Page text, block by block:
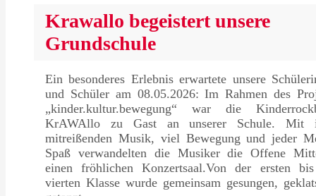
Krawallo begeistert unsere
Grundschule
Ein besonderes Erlebnis erwartete unsere
und Schüler am 08.05.2026: Im Rahmen des
„kinder.kultur.bewegung“ war die
KrAWAllo zu Gast an unserer Schule. Mit
mitreißenden Musik, viel Bewegung und jeder
Spaß verwandelten die Musiker die Offene
einen fröhlichen Konzertsaal.Von der ersten
vierten Klasse wurde gemeinsam gesungen,